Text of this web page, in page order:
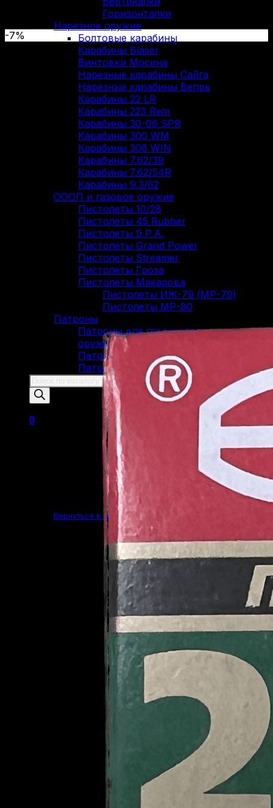
Горизонталки
Нарезное оружие
Болтовые карабины
Карабины Blaser
Винтовки Мосина
Нарезные карабины Сайга
Нарезные карабины Вепрь
Карабины 22 LR
Карабины 223 Rem
Карабины 30-06 SPR
Карабины 300 WM
Карабины 308 WIN
Карабины 7.62/39
Карабины 7.62/54R
Карабины 9.3/62
ОООП и газовое оружие
Пистолеты 10/28
Пистолеты 45 Rubber
Пистолеты 9 Р.А.
Пистолеты Grand Power
Пистолеты Streamer
Пистолеты Гроза
Пистолеты Макарова
Пистолеты ИЖ-79 (МР-79)
Пистолеты МР-80
Патроны
Патроны для гладкоствольного
оружия
Патроны для нарезного оружия
Патроны для ОООП
Поиск
товаров
0
Корзина пуста.
Вернуться в магазин
-7%